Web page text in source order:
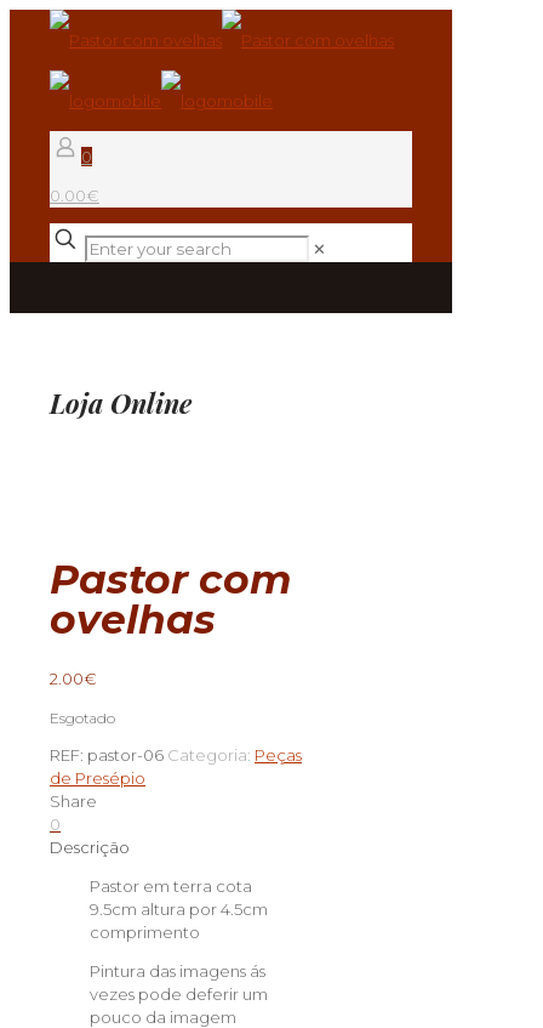
0
0.00€
✕
Loja Online
Pastor com
ovelhas
2.00€
Esgotado
REF: pastor-06 Categoria: Peças
de Presépio
Share
0
Descrição
Pastor em terra cota
9.5cm altura por 4.5cm
comprimento
Pintura das imagens ás
vezes pode deferir um
pouco da imagem